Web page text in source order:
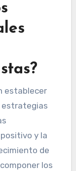
establecer
y la
de
los